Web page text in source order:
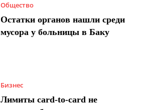
Общество
Остатки органов нашли среди
мусора у больницы в Баку
Бизнес
Лимиты card-to-card не